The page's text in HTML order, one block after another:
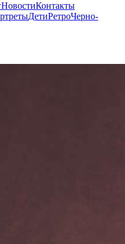
НовостиКонтакты
ДетиРетроЧерно-